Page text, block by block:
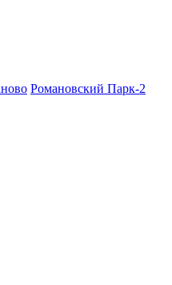
Романовский Парк-2